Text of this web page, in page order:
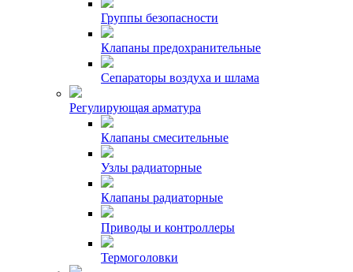
Группы безопасности
Клапаны предохранительные
Сепараторы воздуха и шлама
Регулирующая арматура
Клапаны смесительные
Узлы радиаторные
Клапаны радиаторные
Приводы и контроллеры
Термоголовки